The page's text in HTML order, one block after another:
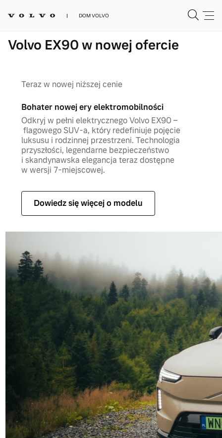
DOM VOLVO
Volvo EX90 w nowej ofercie
Teraz w nowej niższej cenie
Bohater nowej ery elektromobilności
Odkryj w pełni elektrycznego Volvo EX90 –
flagowego SUV-a, który redefiniuje pojęcie
luksusu i rodzinnej przestrzeni. Technologia
przyszłości, legendarne bezpieczeństwo
i skandynawska elegancja teraz dostępne
w wersji 7-miejscowej.
Dowiedz się więcej o modelu